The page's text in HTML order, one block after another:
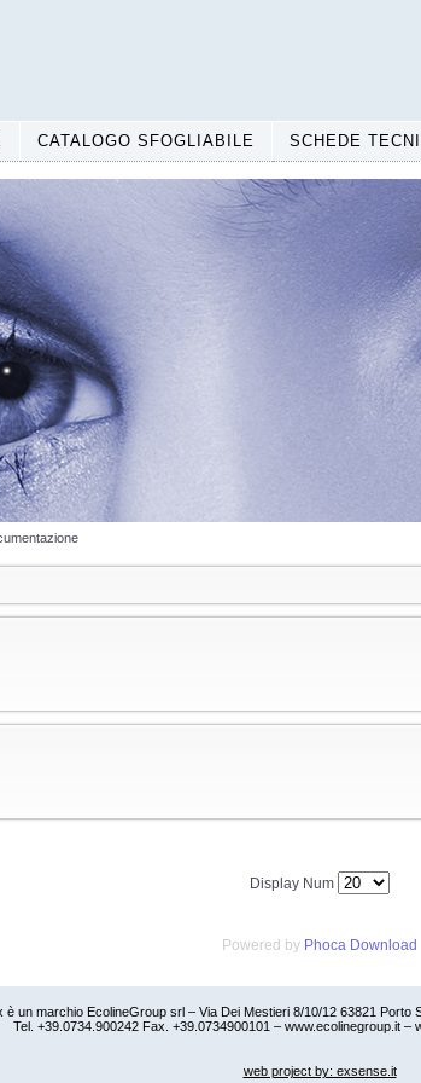
CATALOGO SFOGLIABILE SCHEDE
Display Num
Powered by Phoca Download
è un marchio EcolineGroup srl – Via Dei Mestieri 8/10/12 63821 Porto
Tel. +39.0734.900242 Fax. +39.0734900101 – www.ecolinegroup.it –
web project by: exsense.it